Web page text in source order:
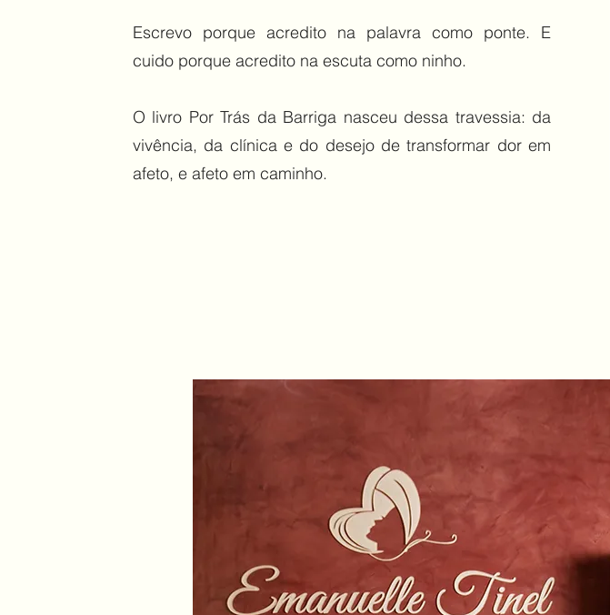
Escrevo porque acredito na palavra como ponte. E
cuido porque acredito na escuta como ninho.
O livro Por Trás da Barriga nasceu dessa travessia: da
vivência, da clínica e do desejo de transformar dor em
afeto, e afeto em caminho.